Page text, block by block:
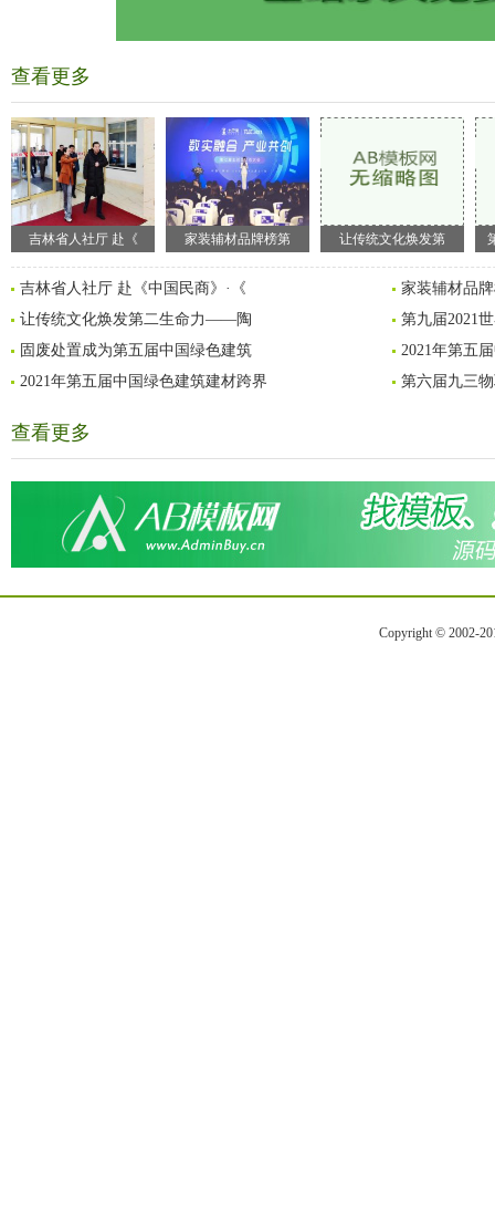
查看更多
吉林省人社厅 赴《 家装辅材品牌榜第 让传统文化焕发第
吉林省人社厅 赴《中国民商》·《
家装辅材品
让传统文化焕发第二生命力——陶
第九届2021
固废处置成为第五届中国绿色建筑
2021年第五
2021年第五届中国绿色建筑建材跨界
第六届九三
查看更多
Copyright © 2002-